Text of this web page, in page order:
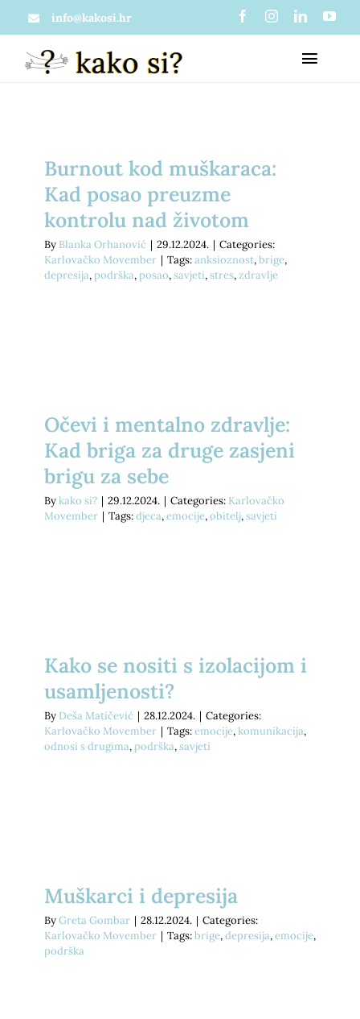
to
content
info@kakosi.hr
Što je zapravo kako si?
Mi u medijima
Članci
Materijali
Usluge
Savjetovanje uživo
Pomoć pri učenju
kako si? knjiga
Kontakt
Burnout kod muškaraca:
Kad posao preuzme
kontrolu nad životom
By Blanka Orhanović | 29.12.2024. | Categories:
Karlovačko Movember | Tags:anksioznost,brige,
depresija, podrška, posao,savjeti,stres,zdravlje
Očevi i mentalno zdravlje:
Kad briga za druge zasjeni
brigu za sebe
Bykako si? | 29.12.2024. | Categories: Karlovačko
Movember | Tags:djeca,emocije,obitelj,savjeti
Kako se nositi s izolacijom i
usamljenosti?
By Deša Matičević | 28.12.2024. | Categories:
Karlovačko Movember | Tags:emocije,komunikacija,
odnosi s drugima, podrška,savjeti
Muškarci i depresija
ByGreta Gombar | 28.12.2024. | Categories:
Karlovačko Movember | Tags:brige,depresija,emocije,
podrška